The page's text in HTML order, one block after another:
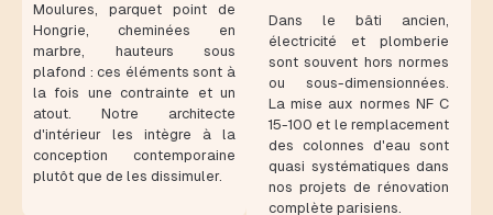
Moulures, parquet point de
Hongrie, cheminées en
marbre, hauteurs sous
plafond : ces éléments sont à
la fois une contrainte et un
atout. Notre architecte
d'intérieur les intègre à la
conception contemporaine
plutôt que de les dissimuler.
Dans le bâti ancien,
électricité et plomberie
sont souvent hors normes
ou sous-dimensionnées.
La mise aux normes NF C
15-100 et le remplacement
des colonnes d'eau sont
quasi systématiques dans
nos projets de rénovation
complète parisiens.